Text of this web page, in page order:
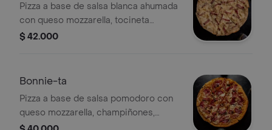
Pizza a base de salsa blanca ahumada
con queso mozzarella, tocineta
ahumada y pimienta molida.
$ 42.000
Bonnie-ta
Pizza a base de salsa pomodoro con
queso mozzarella, champiñones,
salami y tocineta ahumada